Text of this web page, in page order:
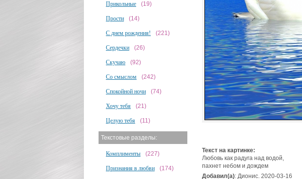
Прикольные (19)
Прости (14)
С днем рождения! (221)
Сердечки (26)
Скучаю (92)
Со смыслом (242)
Спокойной ночи (74)
Хочу тебя (21)
Целую тебя (11)
Текстовые разделы:
Комплименты (227)
Признания в любви (174)
Текст на картинке:
Любовь как радуга над водой,
пахнет небом и дождем
Добавил(а): Дионис. 2020-03-16